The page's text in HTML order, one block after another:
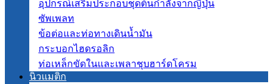
อุปกรณ์เสริมประกอบชุดต้นกำลังจากญี่ปุ่น
ซัพเพลท
ข้อต่อและท่อทางเดินน้ำมัน
กระบอกไฮดรอลิก
ท่อเหล็กขัดในและเพลาชุบฮาร์ดโครม
นิวแมติก